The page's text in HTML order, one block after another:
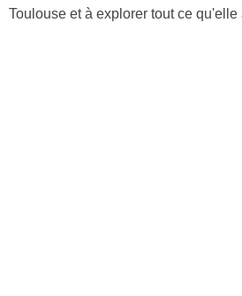
Toulouse et à explorer tout ce qu'elle